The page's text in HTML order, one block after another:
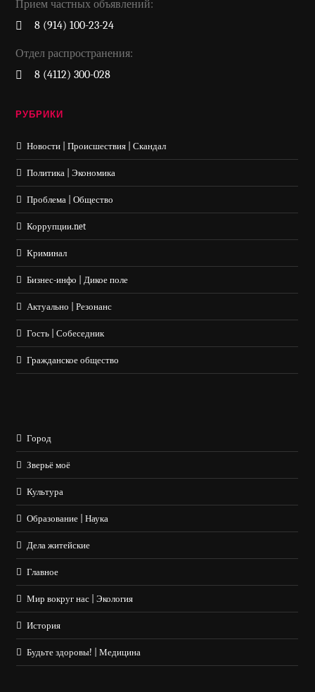
Прием частных объявлений:
8 (914) 100-23-24
Отдел распространения:
8 (4112) 300-028
РУБРИКИ
Новости | Происшествия | Скандал
Политика | Экономика
Проблема | Общество
Коррупции.net
Криминал
Бизнес-инфо | Дикое поле
Актуально | Резонанс
Гость | Собеседник
Гражданское общество
Город
Зверьё моё
Культура
Образование | Наука
Дела житейские
Главное
Мир вокруг нас | Экология
История
Будьте здоровы! | Медицина